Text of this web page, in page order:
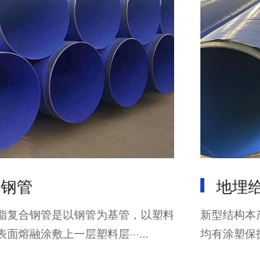
管
复合钢管是以钢管为基管，以塑料
熔融涂敷上一层塑料层···...
地埋
新型结构
均有涂塑保